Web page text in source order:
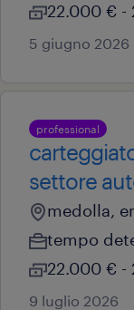
22.000 € -
5 giugno 2026
professional
settore
medolla,
tempo
22.000 € -
9 luglio 2026